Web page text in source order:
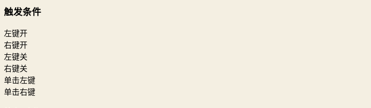
触发条件
左键开
右键开
左键关
右键关
单击左键
单击右键